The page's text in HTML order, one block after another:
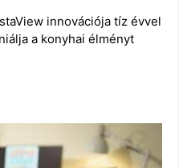
innovációja tíz évvel
a konyhai élményt